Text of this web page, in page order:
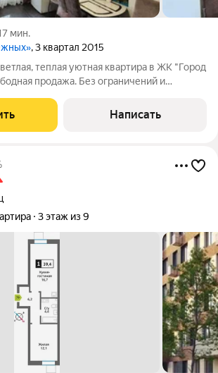
мин.
, 3 квартал 2015
теплая уютная квартира в ЖК "Город
продажа. Без ограничений и
гостиная и спальня. Все продумано до
Написать
3 этаж из 9